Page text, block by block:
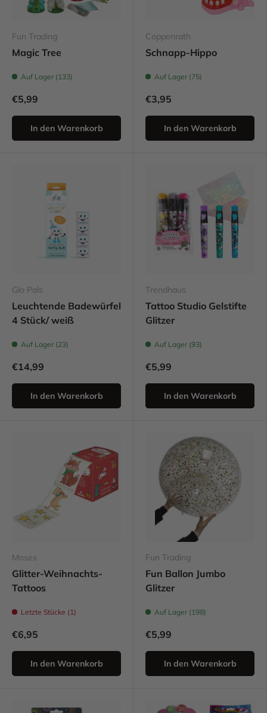
Fun Trading
Magic Tree
Auf Lager (133)
€5,99
In den Warenkorb
Coppenrath
Schnapp-Hippo
Auf Lager (75)
€3,95
In den Warenkorb
Glo Pals
Leuchtende Badewürfel
4 Stück/ weiß
Auf Lager (23)
€14,99
In den Warenkorb
Trendhaus
Tattoo Studio Gelstifte
Glitzer
Auf Lager (93)
€5,99
In den Warenkorb
Moses
Glitter-Weihnachts-
Tattoos
Letzte Stücke (1)
€6,95
In den Warenkorb
Fun Trading
Fun Ballon Jumbo
Glitzer
Auf Lager (198)
€5,99
In den Warenkorb